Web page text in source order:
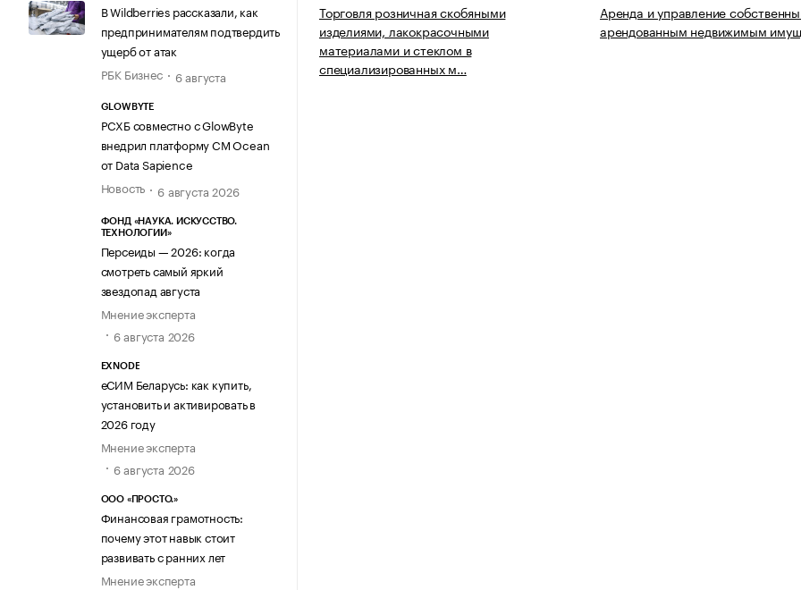
В Wildberries рассказали, как
предпринимателям подтвердить
ущерб от атак
РБК Бизнес
6 августа
GLOWBYTE
РСХБ совместно с GlowByte
внедрил платформу CM Ocean
от Data Sapience
Новость
6 августа 2026
ФОНД «НАУКА. ИСКУССТВО.
ТЕХНОЛОГИИ»
Персеиды — 2026: когда
смотреть самый яркий
звездопад августа
Мнение эксперта
6 августа 2026
EXNODE
еСИМ Беларусь: как купить,
установить и активировать в
2026 году
Мнение эксперта
6 августа 2026
ООО «ПРОСТО.»
Финансовая грамотность:
почему этот навык стоит
развивать с ранних лет
Мнение эксперта
Торговля розничная скобяными
изделиями, лакокрасочными
материалами и стеклом в
специализированных м…
Аренда и управление
арендованным недвижимым